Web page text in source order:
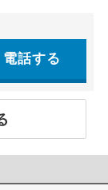
電話する